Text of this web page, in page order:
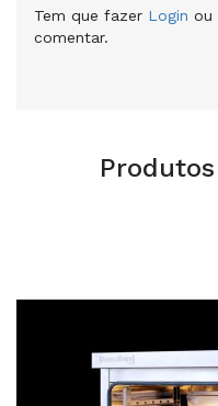
Tem que fazer Login ou
comentar.